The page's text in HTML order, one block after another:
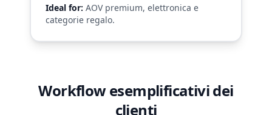
Ideal for: AOV premium, elettronica e
categorie regalo.
Workflow esemplificativi dei
clienti